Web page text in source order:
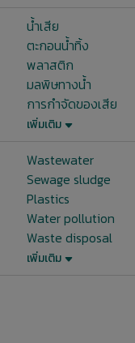
น้ำเสีย
ตะกอนน้ำทิ้ง
พลาสติก
มลพิษทางน้ำ
การกำจัดของเสีย
เพิ่มเติม
Wastewater
Sewage sludge
Plastics
Water pollution
Waste disposal
เพิ่มเติม